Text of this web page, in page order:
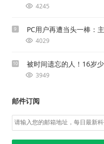
4245
9 PC用户再遭当头一棒：
4029
10 被时间遗忘的人！16岁
3949
邮件订阅